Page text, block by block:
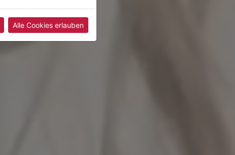
Alle Cookies erlauben